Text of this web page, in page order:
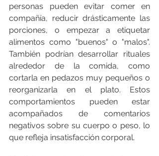
personas pueden evitar comer en
compañía, reducir drásticamente las
porciones, o empezar a etiquetar
alimentos como "buenos" o "malos".
También podrían desarrollar rituales
alrededor de la comida, como
cortarla en pedazos muy pequeños o
reorganizarla en el plato. Estos
comportamientos pueden estar
acompañados de comentarios
negativos sobre su cuerpo o peso, lo
que refleja insatisfacción corporal.